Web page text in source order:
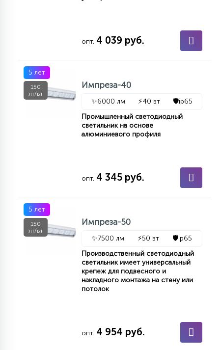
опт. 4 039 руб.
5 лет
150
лт/вт
Импреза-40
✨6000 лм ⚡40 вт 🛡️ip65
Промышленный светодиодный
светильник на основе
алюминиевого профиля
опт. 4 345 руб.
5 лет
150
лт/вт
Импреза-50
✨7500 лм ⚡50 вт 🛡️ip65
Производственный светодиодный
светильник имеет универсальный
крепеж для подвесного и
накладного монтажа на стену или
потолок
опт. 4 954 руб.